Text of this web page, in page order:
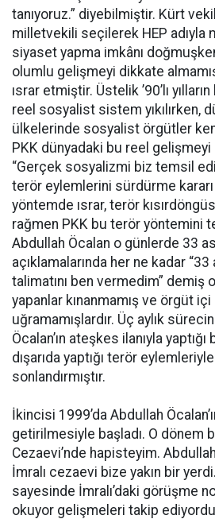
tanıyoruz.” diyebilmiştir. Kürt
milletvekili seçilerek HEP adıyla
siyaset yapma imkânı
olumlu gelişmeyi dikkate
ısrar etmiştir. Üstelik ’90’lı
reel sosyalist sistem yıkılırken,
ülkelerinde sosyalist örgütler
PKK dünyadaki bu reel
“Gerçek sosyalizmi biz temsil
terör eylemlerini sürdürme kararı
yöntemde ısrar, terör
rağmen PKK bu terör yöntemini
Abdullah Öcalan o günlerde 33
açıklamalarında her ne kadar
talimatını ben vermedim” demiş
yapanlar kınanmamış ve örgüt içi
uğramamışlardır. Üç aylık
Öcalan’ın ateşkes ilanıyla
dışarıda yaptığı terör
sonlandırmıştır.
İkincisi 1999’da Abdullah
getirilmesiyle başladı. O dönem
Cezaevi’nde hapisteyim.
İmralı cezaevi bize yakın bir
sayesinde İmralı’daki görüşme
okuyor gelişmeleri takip